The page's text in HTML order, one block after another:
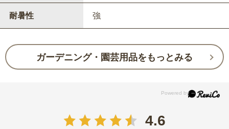
耐暑性 強
ガーデニング・園芸用品をもっとみる
4.6